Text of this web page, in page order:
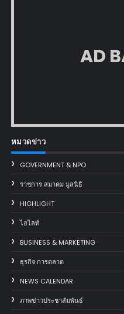
AD
หมวดข่าว
GOVERNMENT & NPO
ราชการ สมาคม มูลนิธิ
HIGHLIGHT
ไฮไลท์
BUSINESS & MARKETING
ธุรกิจ การตลาด
NEWS CALENDAR
ภาพข่าวประชาสัมพันธ์